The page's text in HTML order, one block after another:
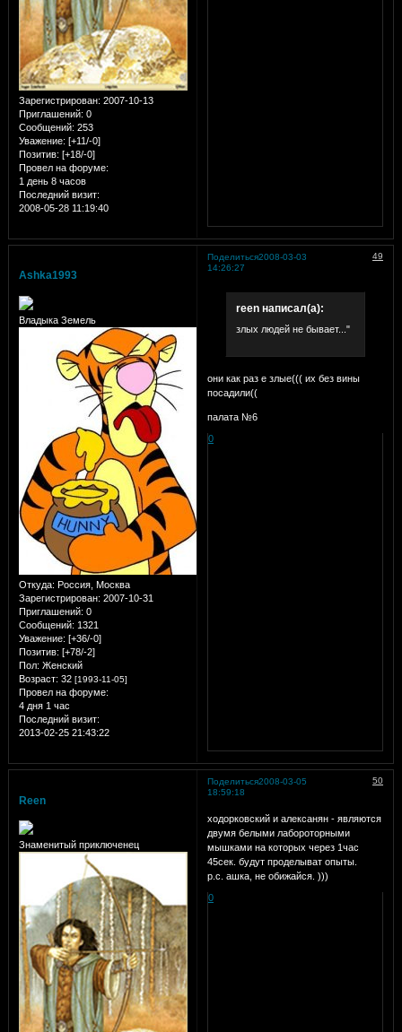
Зарегистрирован: 2007-10-13
Приглашений: 0
Сообщений: 253
Уважение: [+11/-0]
Позитив: [+18/-0]
Провел на форуме:
1 день 8 часов
Последний визит:
2008-05-28 11:19:40
Поделиться 49
2008-03-03
14:26:27
Ashka1993
Владыка Земель
Откуда: Россия, Москва
Зарегистрирован: 2007-10-31
Приглашений: 0
Сообщений: 1321
Уважение: [+36/-0]
Позитив: [+78/-2]
Пол: Женский
Возраст: 32 [1993-11-05]
Провел на форуме:
4 дня 1 час
Последний визит:
2013-02-25 21:43:22
reen написал(а):
злых людей не бывает..."
они как раз е злые((( их без вины
посадили((
палата №6
0
Поделиться 50
2008-03-05
18:59:18
Reen
Знаменитый приключенец
ходорковский и алексанян - являются
двумя белыми лабороторными
мышками на которых через 1час
45сек. будут проделыват опыты.
р.с. ашка, не обижайся. )))
0